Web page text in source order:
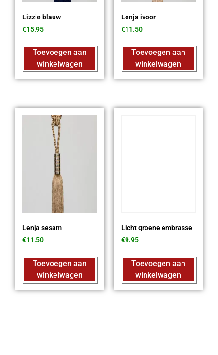
Lizzie blauw
€15.95
Toevoegen aan
winkelwagen
Lenja ivoor
€11.50
Toevoegen aan
winkelwagen
Lenja sesam
€11.50
Toevoegen aan
winkelwagen
Licht groene embrasse
€9.95
Toevoegen aan
winkelwagen